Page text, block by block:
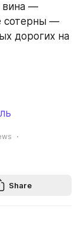
вина —
сотерны —
дорогих на
Share